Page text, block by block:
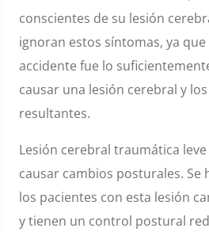
conscientes de su lesión
ignoran estos síntomas, ya
accidente fue lo
causar una lesión cerebral y
resultantes.
Lesión cerebral traumática
causar cambios posturales. Se
los pacientes con esta lesión
y tienen un control postural